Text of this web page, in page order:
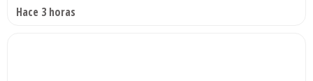
Hace 3 horas